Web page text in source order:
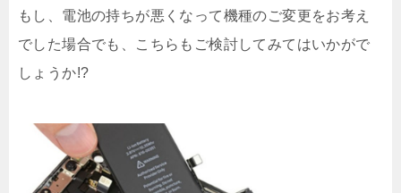
もし、電池の持ちが悪くなって機種のご変更をお考え
でした場合でも、こちらもご検討してみてはいかがで
しょうか!?